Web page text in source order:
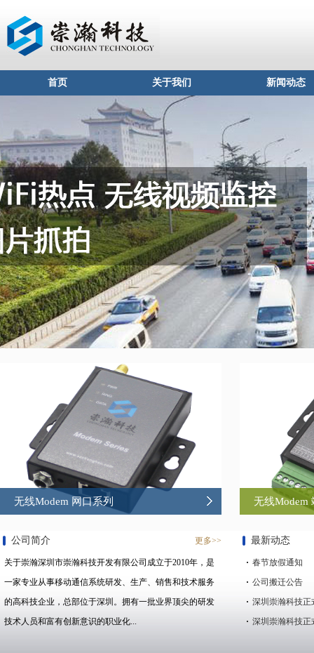
首页 关于我们 新闻动态
无线Modem 网口系列 无线Modem
公司简介 更多>>
关于崇瀚深圳市崇瀚科技开发有限公司成立于2010年，是
一家专业从事移动通信系统研发、生产、销售和技术服务
的高科技企业，总部位于深圳。拥有一批业界顶尖的研发
技术人员和富有创新意识的职业化...
最新动态
春节放假通知
公司搬迁公告
深圳崇瀚科技正
深圳崇瀚科技正